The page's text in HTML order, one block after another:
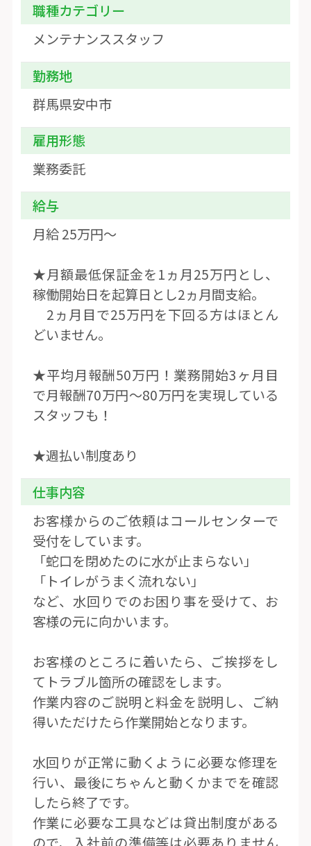
職種カテゴリー
メンテナンススタッフ
勤務地
群馬県安中市
雇用形態
業務委託
給与
月給 25万円〜
★月額最低保証金を1ヵ月25万円とし、
稼働開始日を起算日とし2ヵ月間支給。
2ヵ月目で25万円を下回る方はほとん
どいません。
★平均月報酬50万円！業務開始3ヶ月目
で月報酬70万円〜80万円を実現している
スタッフも！
★週払い制度あり
仕事内容
お客様からのご依頼はコールセンターで
受付をしています。
「蛇口を閉めたのに水が止まらない」
「トイレがうまく流れない」
など、水回りでのお困り事を受けて、お
客様の元に向かいます。
お客様のところに着いたら、ご挨拶をし
てトラブル箇所の確認をします。
作業内容のご説明と料金を説明し、ご納
得いただけたら作業開始となります。
水回りが正常に動くように必要な修理を
行い、最後にちゃんと動くかまでを確認
したら終了です。
作業に必要な工具などは貸出制度がある